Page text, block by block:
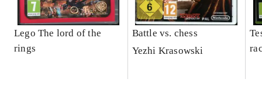
Lego The lord of the
rings
Battle vs. chess
Yezhi Krasowski